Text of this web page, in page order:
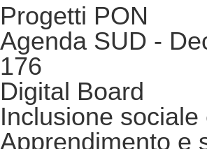
Progetti PON
Agenda SUD -
176
Digital Board
Inclusione
Apprendimento e